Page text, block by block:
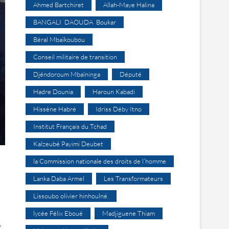
Ahmed Bartchiret Allah-Maye Halina
BANGALI DAOUDA Boukar
Béral Mbaïkoubou
Conseil militaire de transition
Djéndoroum Mbaïninga Député
Hadre Dounia Haroun Kabadi
Hissène Habré Idriss Déby Itno
Institut Français du Tchad
Kalzeubé Payimi Deubet
la Commission nationale des droits de l’homme
Lanka Daba Armel Les Transformateurs
Lissoubo olivier hinhoulné.
lycée Félix Eboué Madjiguene Thiam